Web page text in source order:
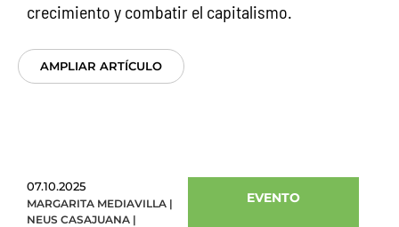
crecimiento y combatir el capitalismo.
AMPLIAR ARTÍCULO
07.10.2025
MARGARITA MEDIAVILLA |
NEUS CASAJUANA |
EVENTO